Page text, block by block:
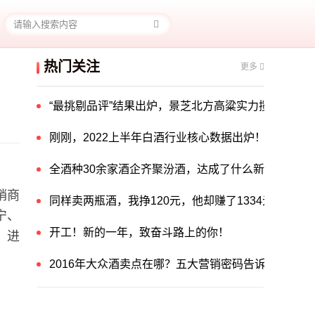
商
进
热门关注 更多
“最挑剔品评”结果出炉，景芝北方高粱实力揽获中国
刚刚，2022上半年白酒行业核心数据出炉！
全酒种30余家酒企齐聚汾酒，达成了什么新共识？
同样卖两瓶酒，我挣120元，他却赚了1334元！他
开工！新的一年，致奋斗路上的你！
2016年大众酒卖点在哪？五大营销密码告诉你答案！